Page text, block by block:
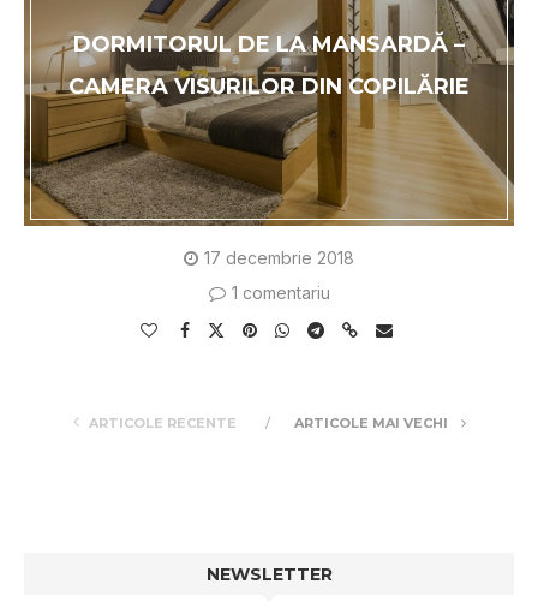
DORMITORUL DE LA MANSARDĂ –
CAMERA VISURILOR DIN COPILĂRIE
17 decembrie 2018
1 comentariu
ARTICOLE RECENTE ARTICOLE MAI VECHI
NEWSLETTER